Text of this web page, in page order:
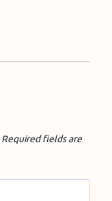
Required fields are